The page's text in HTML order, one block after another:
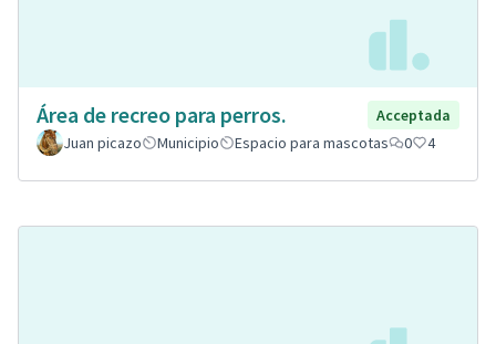
Área de recreo para perros.
Acceptada
Juan picazo
Municipio Espacio para mascotas 0 4